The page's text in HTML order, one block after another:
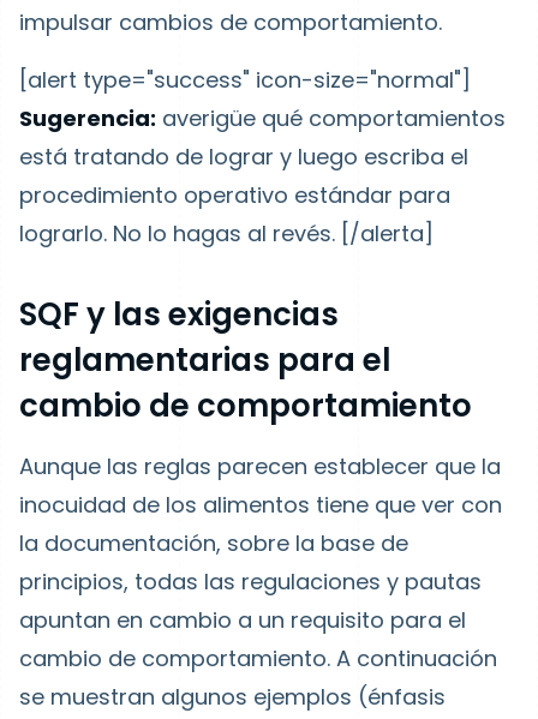
impulsar cambios de comportamiento.
[alert type="success" icon-size="normal"]
Sugerencia: averigüe qué comportamientos
está tratando de lograr y luego escriba el
procedimiento operativo estándar para
lograrlo. No lo hagas al revés. [/alerta]
SQF y las exigencias
reglamentarias para el
cambio de comportamiento
Aunque las reglas parecen establecer que la
inocuidad de los alimentos tiene que ver con
la documentación, sobre la base de
principios, todas las regulaciones y pautas
apuntan en cambio a un requisito para el
cambio de comportamiento. A continuación
se muestran algunos ejemplos (énfasis